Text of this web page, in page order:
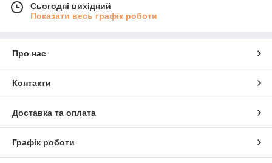
Сьогодні вихідний
Показати весь графік роботи
Про нас
Контакти
Доставка та оплата
Графік роботи